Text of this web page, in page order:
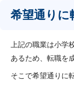
希望通りに
上記の職業は小学
あるため、転職を
そこで希望通りに